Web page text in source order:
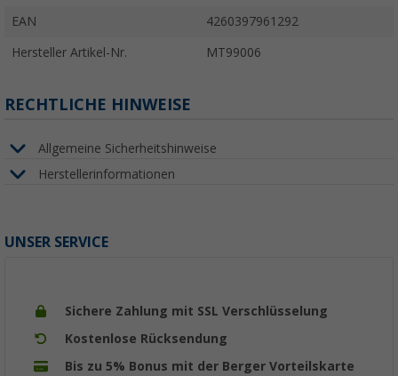
EAN 4260397961292
Hersteller Artikel-Nr. MT99006
RECHTLICHE HINWEISE
Allgemeine Sicherheitshinweise
Herstellerinformationen
UNSER SERVICE
Sichere Zahlung mit SSL Verschlüsselung
Kostenlose Rücksendung
Bis zu 5% Bonus mit der Berger Vorteilskarte